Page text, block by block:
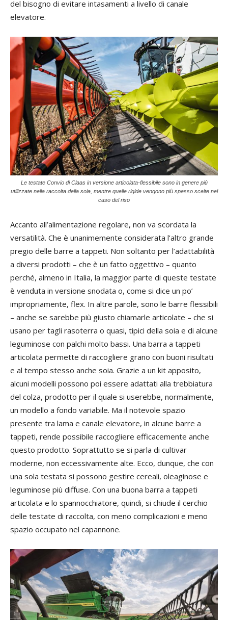
del bisogno di evitare intasamenti a livello di canale
elevatore.
Le testate Convio di Claas in versione articolata-flessibile sono in genere più
utilizzate nella raccolta della soia, mentre quelle rigide vengono più spesso scelte nel
caso del riso
Accanto all’alimentazione regolare, non va scordata la
versatilità. Che è unanimemente considerata l’altro grande
pregio delle barre a tappeti. Non soltanto per l’adattabilità
a diversi prodotti – che è un fatto oggettivo – quanto
perché, almeno in Italia, la maggior parte di queste testate
è venduta in versione snodata o, come si dice un po’
impropriamente, flex. In altre parole, sono le barre flessibili
– anche se sarebbe più giusto chiamarle articolate – che si
usano per tagli rasoterra o quasi, tipici della soia e di alcune
leguminose con palchi molto bassi. Una barra a tappeti
articolata permette di raccogliere grano con buoni risultati
e al tempo stesso anche soia. Grazie a un kit apposito,
alcuni modelli possono poi essere adattati alla trebbiatura
del colza, prodotto per il quale si userebbe, normalmente,
un modello a fondo variabile. Ma il notevole spazio
presente tra lama e canale elevatore, in alcune barre a
tappeti, rende possibile raccogliere efficacemente anche
questo prodotto. Soprattutto se si parla di cultivar
moderne, non eccessivamente alte. Ecco, dunque, che con
una sola testata si possono gestire cereali, oleaginose e
leguminose più diffuse. Con una buona barra a tappeti
articolata e lo spannocchiatore, quindi, si chiude il cerchio
delle testate di raccolta, con meno complicazioni e meno
spazio occupato nel capannone.